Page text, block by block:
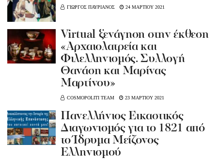
ΓΙΩΡΓΟΣ ΠΑΥΡΙΑΝΟΣ 24 ΜΑΡΤΙΟΥ 2021
Virtual ξενάγηση στην έκθεση
«Αρχαιολατρεία και
Φιλελληνισμός. Συλλογή
Θανάση και Μαρίνας
Μαρτίνου»
COSMOPOLITI TEAM 23 ΜΑΡΤΙΟΥ 2021
Πανελλήνιος Εικαστικός
Διαγωνισμός για το 1821 από
το Ίδρυμα Μείζονος
Ελληνισμού